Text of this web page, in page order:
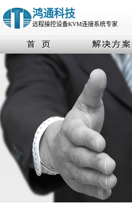
鸿通科技
远程操控设备KVM连接系统专家